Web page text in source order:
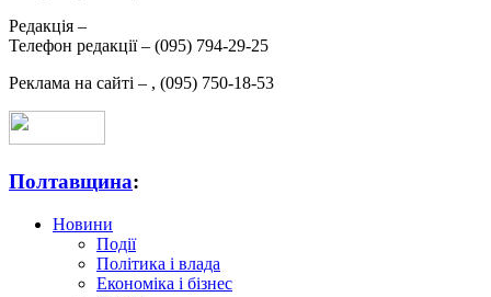
Редакція –
Телефон редакції – (095) 794-29-25
Реклама на сайті – , (095) 750-18-53
Полтавщина:
Новини
Події
Політика і влада
Економіка і бізнес